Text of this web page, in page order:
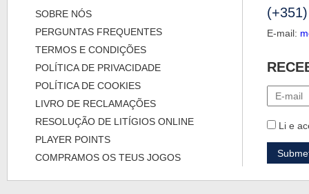
SOBRE NÓS
PERGUNTAS FREQUENTES
TERMOS E CONDIÇÕES
POLÍTICA DE PRIVACIDADE
POLÍTICA DE COOKIES
LIVRO DE RECLAMAÇÕES
RESOLUÇÃO DE LITÍGIOS ONLINE
PLAYER POINTS
COMPRAMOS OS TEUS JOGOS
E-mail:
Li e